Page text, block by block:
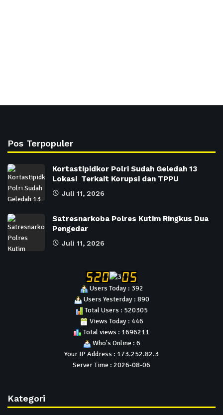
Pos Terpopuler
Kortastipidkor Polri Sudah Geledah 13
Lokasi Terkait Korupsi dan TPPU
Juli 11, 2026
Satresnarkoba Polres Kutim Ringkus Dua
Pengedar
Juli 11, 2026
Users Today : 392
Users Yesterday : 890
Total Users : 520305
Views Today : 446
Total views : 1696211
Who's Online : 6
Your IP Address : 173.252.82.3
Server Time : 2026-08-06
Kategori